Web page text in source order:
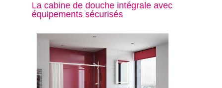
La cabine de douche intégrale avec
équipements sécurisés